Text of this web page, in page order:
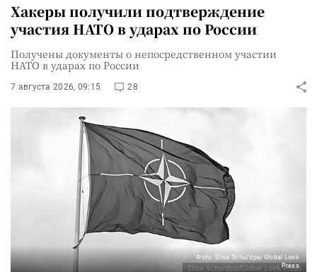
Хакеры получили подтверждение
участия НАТО в ударах по России
Получены документы о непосредственном участии
НАТО в ударах по России
7 августа 2026, 09:15 28
Фото: Elisa Schu/dpa/Global Look
Press